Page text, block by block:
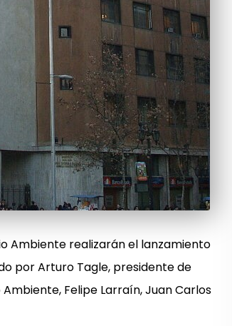
Ambiente realizarán el lanzamiento
por Arturo Tagle, presidente de
Felipe Larraín, Juan Carlos